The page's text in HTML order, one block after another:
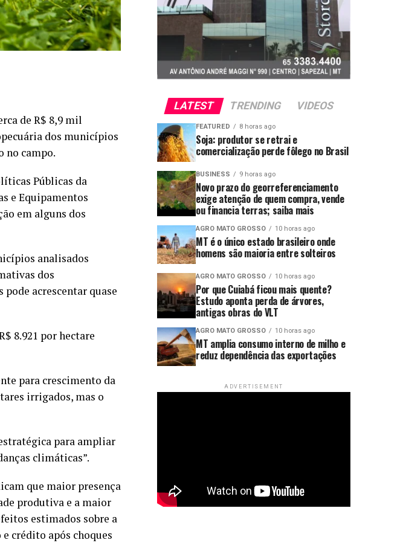
de R$ 8,9 mil
dos municípios
no campo.
Públicas da
e Equipamentos
em alguns dos
analisados
dos
acrescentar quase
8.921 por hectare
para crescimento da
irrigados, mas o
para ampliar
climáticas”.
que maior presença
produtiva e a maior
estimados sobre a
crédito após choques
LATEST TRENDING VIDEOS
FEATURED 8 horas ago
Soja: produtor se retrai e
comercialização perde fôlego no Brasil
BUSINESS 9 horas ago
Novo prazo do georreferenciamento
exige atenção de quem compra, vende
ou financia terras; saiba mais
AGRO MATO GROSSO 10 horas ago
MT é o único estado brasileiro onde
homens são maioria entre solteiros
AGRO MATO GROSSO 10 horas ago
Por que Cuiabá ficou mais quente?
Estudo aponta perda de árvores,
antigas obras do VLT
AGRO MATO GROSSO 10 horas ago
MT amplia consumo interno de milho e
reduz dependência das exportações
ADVERTISEMENT